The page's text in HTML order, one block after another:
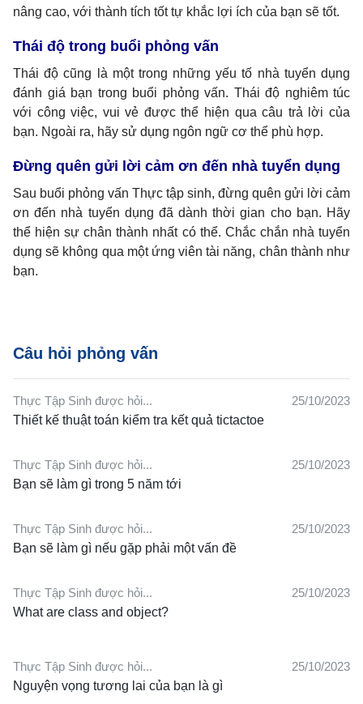
nâng cao, với thành tích tốt tự khắc lợi ích của bạn sẽ tốt.
Thái độ trong buổi phỏng vấn
Thái độ cũng là một trong những yếu tố nhà tuyển dụng
đánh giá bạn trong buổi phỏng vấn. Thái độ nghiêm túc
với công việc, vui vẻ được thể hiện qua câu trả lời của
bạn. Ngoài ra, hãy sử dụng ngôn ngữ cơ thể phù hợp.
Đừng quên gửi lời cảm ơn đến nhà tuyển dụng
Sau buổi phỏng vấn Thực tập sinh, đừng quên gửi lời cảm
ơn đến nhà tuyển dụng đã dành thời gian cho bạn. Hãy
thể hiện sự chân thành nhất có thể. Chắc chắn nhà tuyển
dụng sẽ không qua một ứng viên tài năng, chân thành như
bạn.
Câu hỏi phỏng vấn
Thực Tập Sinh được hỏi...
25/10/2023
Thiết kế thuật toán kiểm tra kết quả tictactoe
Thực Tập Sinh được hỏi...
25/10/2023
Bạn sẽ làm gì trong 5 năm tới
Thực Tập Sinh được hỏi...
25/10/2023
Bạn sẽ làm gì nếu gặp phải một vấn đề
Thực Tập Sinh được hỏi...
25/10/2023
What are class and object?
Thực Tập Sinh được hỏi...
25/10/2023
Nguyện vọng tương lai của bạn là gì